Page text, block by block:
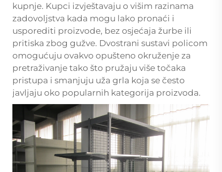
kupnje. Kupci izvještavaju o višim razinama
zadovoljstva kada mogu lako pronaći i
usporediti proizvode, bez osjećaja žurbe ili
pritiska zbog gužve. Dvostrani sustavi policom
omogućuju ovakvo opušteno okruženje za
pretraživanje tako što pružaju više točaka
pristupa i smanjuju uža grla koja se često
javljaju oko popularnih kategorija proizvoda.